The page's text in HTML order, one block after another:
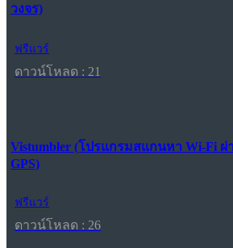
วงจร)
ฟรีแวร์
ดาวน์โหลด : 21
Vistumbler (โปรแกรมสแกนหา Wi-Fi ผ่
GPS)
ฟรีแวร์
ดาวน์โหลด : 26